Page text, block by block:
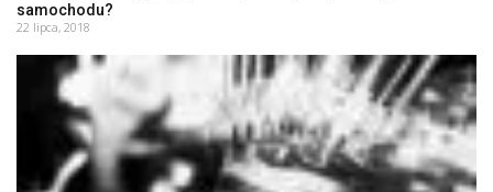
samochodu?
22 lipca, 2018